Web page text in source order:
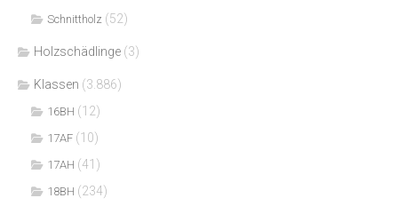
Schnittholz (52)
Holzschädlinge (3)
Klassen (3.886)
16BH (12)
17AF (10)
17AH (41)
18BH (234)